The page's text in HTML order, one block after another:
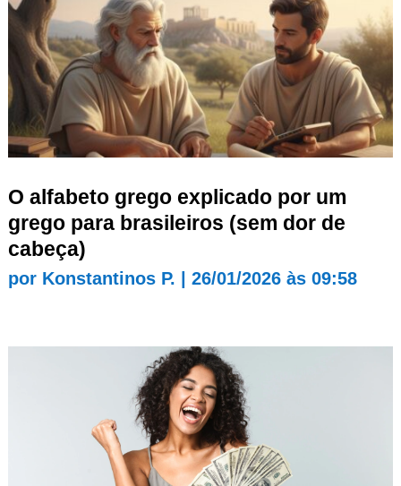
O alfabeto grego explicado por um
grego para brasileiros (sem dor de
cabeça)
por Konstantinos P. 26/01/2026 às 09:58